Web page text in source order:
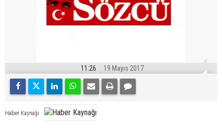
11:26 19 Mayıs 2017
Haber Kaynağı